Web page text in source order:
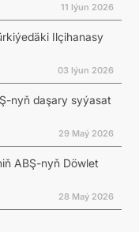
11 Iýun 2026
Ilçihanasy
03 Iýun 2026
nyň daşary syýasat
29 Maý 2026
ABŞ-nyň Döwlet
28 Maý 2026